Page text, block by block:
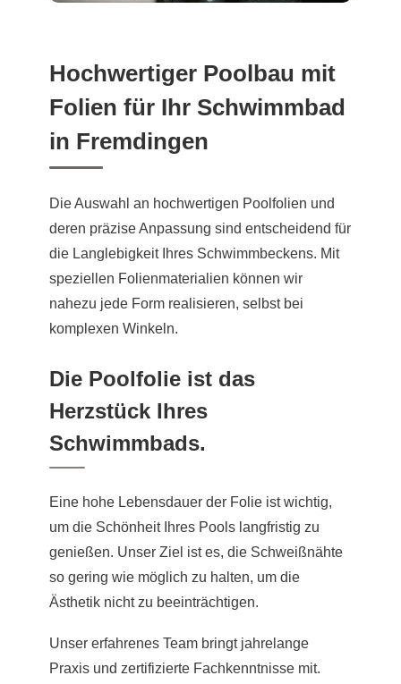
Hochwertiger Poolbau mit
Folien für Ihr Schwimmbad
in Fremdingen
Die Auswahl an hochwertigen Poolfolien und
deren präzise Anpassung sind entscheidend für
die Langlebigkeit Ihres Schwimmbeckens. Mit
speziellen Folienmaterialien können wir
nahezu jede Form realisieren, selbst bei
komplexen Winkeln.
Die Poolfolie ist das
Herzstück Ihres
Schwimmbads.
Eine hohe Lebensdauer der Folie ist wichtig,
um die Schönheit Ihres Pools langfristig zu
genießen. Unser Ziel ist es, die Schweißnähte
so gering wie möglich zu halten, um die
Ästhetik nicht zu beeinträchtigen.
Unser erfahrenes Team bringt jahrelange
Praxis und zertifizierte Fachkenntnisse mit.